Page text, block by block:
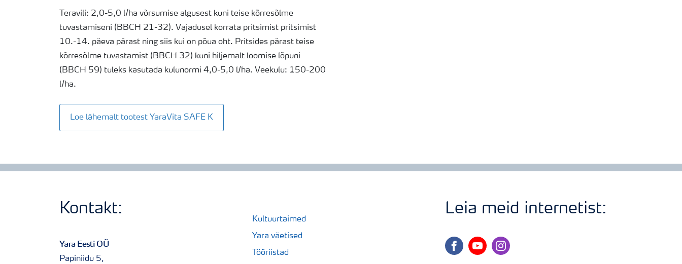
Teravili: 2,0-5,0 l/ha võrsumise algusest kuni teise kõrresõlme
tuvastamiseni (BBCH 21-32). Vajadusel korrata pritsimist pritsimist
10.-14. päeva pärast ning siis kui on põua oht. Pritsides pärast teise
kõrresõlme tuvastamist (BBCH 32) kuni hiljemalt loomise lõpuni
(BBCH 59) tuleks kasutada kulunormi 4,0-5,0 l/ha. Veekulu: 150-200
l/ha.
Loe lähemalt tootest YaraVita SAFE K
Kontakt:
Yara Eesti OÜ
Papiniidu 5,
Kultuurtaimed
Yara väetised
Tööriistad
Leia meid internetist:
facebookyoutubeinstagram